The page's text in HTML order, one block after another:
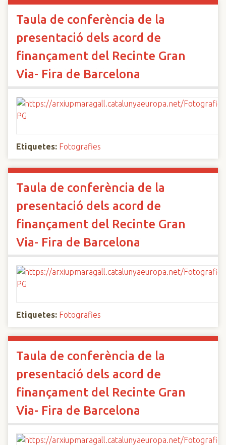
Taula de conferència de la
presentació dels acord de
finançament del Recinte Gran
Via- Fira de Barcelona
Etiquetes: Fotografies
Taula de conferència de la
presentació dels acord de
finançament del Recinte Gran
Via- Fira de Barcelona
Etiquetes: Fotografies
Taula de conferència de la
presentació dels acord de
finançament del Recinte Gran
Via- Fira de Barcelona